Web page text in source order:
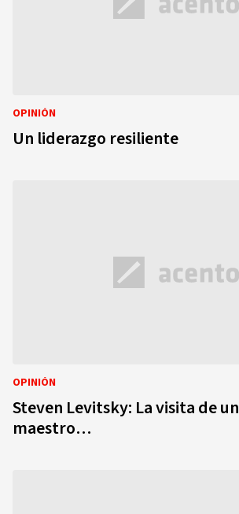
OPINIÓN
Un liderazgo resiliente
OPINIÓN
Steven Levitsky: La visita de
maestro…